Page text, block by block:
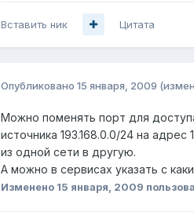
Вставить ник Цитата
Опубликовано 15 января, 2009
Можно поменять порт для
источника 193.168.0.0/24 на
из одной сети в другую.
А можно в сервисах указать с
Изменено 15 января, 2009